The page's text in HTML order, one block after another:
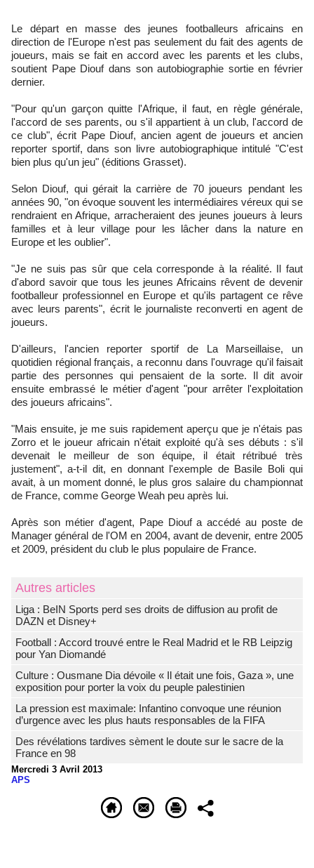
Le départ en masse des jeunes footballeurs africains en
direction de l'Europe n'est pas seulement du fait des agents de
joueurs, mais se fait en accord avec les parents et les clubs,
soutient Pape Diouf dans son autobiographie sortie en février
dernier.
"Pour qu'un garçon quitte l'Afrique, il faut, en règle générale,
l'accord de ses parents, ou s'il appartient à un club, l'accord de
ce club", écrit Pape Diouf, ancien agent de joueurs et ancien
reporter sportif, dans son livre autobiographique intitulé "C'est
bien plus qu'un jeu" (éditions Grasset).
Selon Diouf, qui gérait la carrière de 70 joueurs pendant les
années 90, "on évoque souvent les intermédiaires véreux qui se
rendraient en Afrique, arracheraient des jeunes joueurs à leurs
familles et à leur village pour les lâcher dans la nature en
Europe et les oublier".
"Je ne suis pas sûr que cela corresponde à la réalité. Il faut
d'abord savoir que tous les jeunes Africains rêvent de devenir
footballeur professionnel en Europe et qu'ils partagent ce rêve
avec leurs parents", écrit le journaliste reconverti en agent de
joueurs.
D'ailleurs, l'ancien reporter sportif de La Marseillaise, un
quotidien régional français, a reconnu dans l'ouvrage qu'il faisait
partie des personnes qui pensaient de la sorte. Il dit avoir
ensuite embrassé le métier d'agent "pour arrêter l'exploitation
des joueurs africains".
"Mais ensuite, je me suis rapidement aperçu que je n'étais pas
Zorro et le joueur africain n'était exploité qu'à ses débuts : s'il
devenait le meilleur de son équipe, il était rétribué très
justement", a-t-il dit, en donnant l'exemple de Basile Boli qui
avait, à un moment donné, le plus gros salaire du championnat
de France, comme George Weah peu après lui.
Après son métier d'agent, Pape Diouf a accédé au poste de
Manager général de l'OM en 2004, avant de devenir, entre 2005
et 2009, président du club le plus populaire de France.
Autres articles
Liga : BeIN Sports perd ses droits de diffusion au profit de
DAZN et Disney+
Football : Accord trouvé entre le Real Madrid et le RB Leipzig
pour Yan Diomandé
Culture : Ousmane Dia dévoile « Il était une fois, Gaza », une
exposition pour porter la voix du peuple palestinien
La pression est maximale: Infantino convoque une réunion
d’urgence avec les plus hauts responsables de la FIFA
Des révélations tardives sèment le doute sur le sacre de la
France en 98
Mercredi 3 Avril 2013
APS